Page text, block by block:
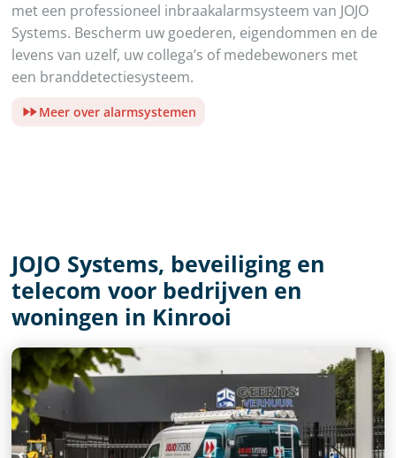
met een professioneel inbraakalarmsysteem van JOJO
Systems. Bescherm uw goederen, eigendommen en de
levens van uzelf, uw collega’s of medebewoners met
een branddetectiesysteem.
Meer over alarmsystemen
JOJO Systems, beveiliging en
telecom voor bedrijven en
woningen in Kinrooi